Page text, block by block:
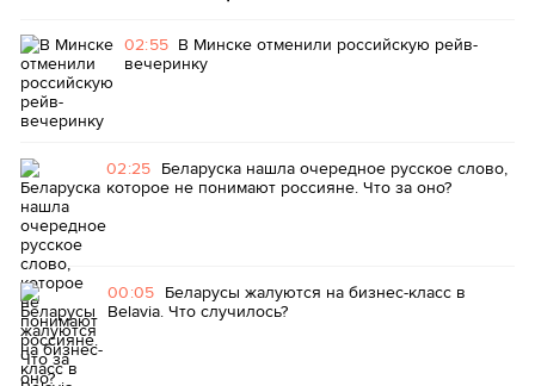
02:55 В Минске отменили российскую рейв-
вечеринку
02:25 Беларуска нашла очередное русское слово,
которое не понимают россияне. Что за оно?
00:05 Беларусы жалуются на бизнес-класс в
Belavia. Что случилось?